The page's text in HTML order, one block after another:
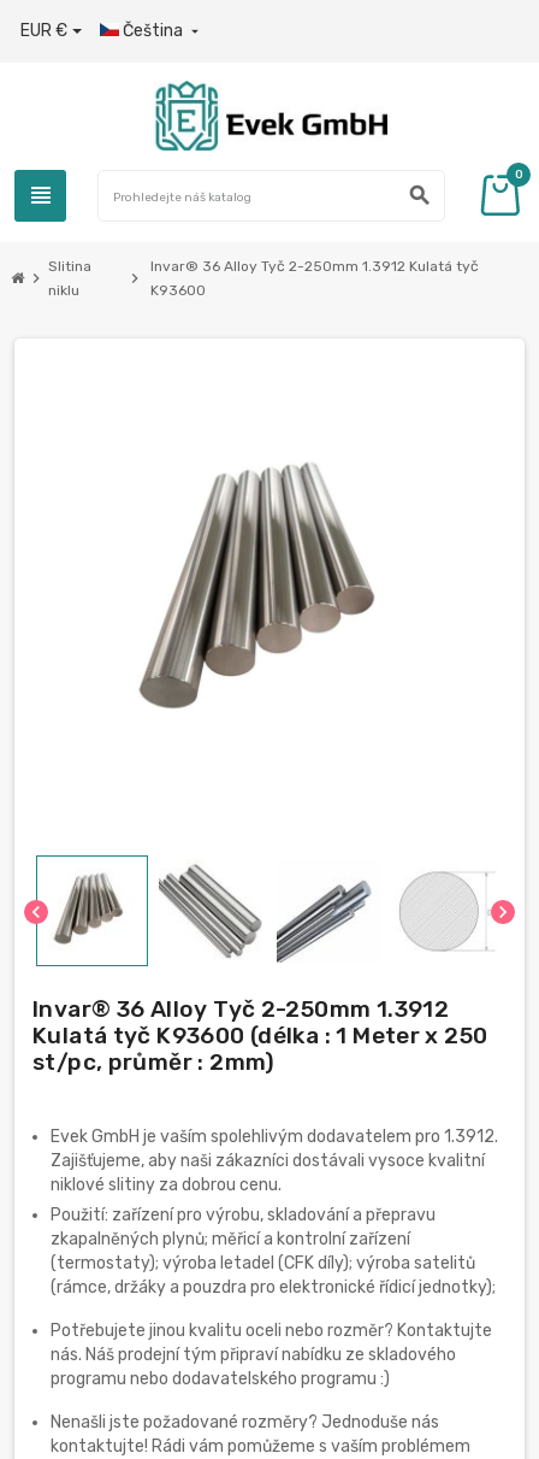
EUR € Čeština 
view_headline search
0
chevron_right
Slitina
niklu
chevron_right
Invar® 36 Alloy Tyč 2-250mm 1.3912 Kulatá tyč
K93600
chevron_left chevron_right
Invar® 36 Alloy Tyč 2-250mm 1.3912
Kulatá tyč K93600 (délka : 1 Meter x 250
st/pc, průměr : 2mm)
Evek GmbH je vaším spolehlivým dodavatelem pro 1.3912.
Zajišťujeme, aby naši zákazníci dostávali vysoce kvalitní
niklové slitiny za dobrou cenu.
Použití: zařízení pro výrobu, skladování a přepravu
zkapalněných plynů; měřicí a kontrolní zařízení
(termostaty); výroba letadel (CFK díly); výroba satelitů
(rámce, držáky a pouzdra pro elektronické řídicí jednotky);
Potřebujete jinou kvalitu oceli nebo rozměr? Kontaktujte
nás. Náš prodejní tým připraví nabídku ze skladového
programu nebo dodavatelského programu :)
Nenašli jste požadované rozměry? Jednoduše nás
kontaktujte! Rádi vám pomůžeme s vaším problémem